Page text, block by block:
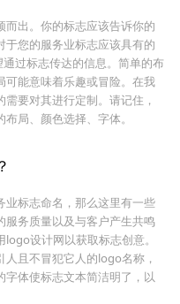
出。你的标志应该告诉你的
于您的服务业标志应该具有的
过标志传达的信息。简单的布
可能意味着乐趣或冒险。在我
要对其进行定制。请记住，
局、颜色选择、字体。
业标志命名，那么这里有一些
服务质量以及与客户产生共鸣
设计网以获取标志创意。
且不冒犯它人的logo名称，
体使标志文本简洁明了，以